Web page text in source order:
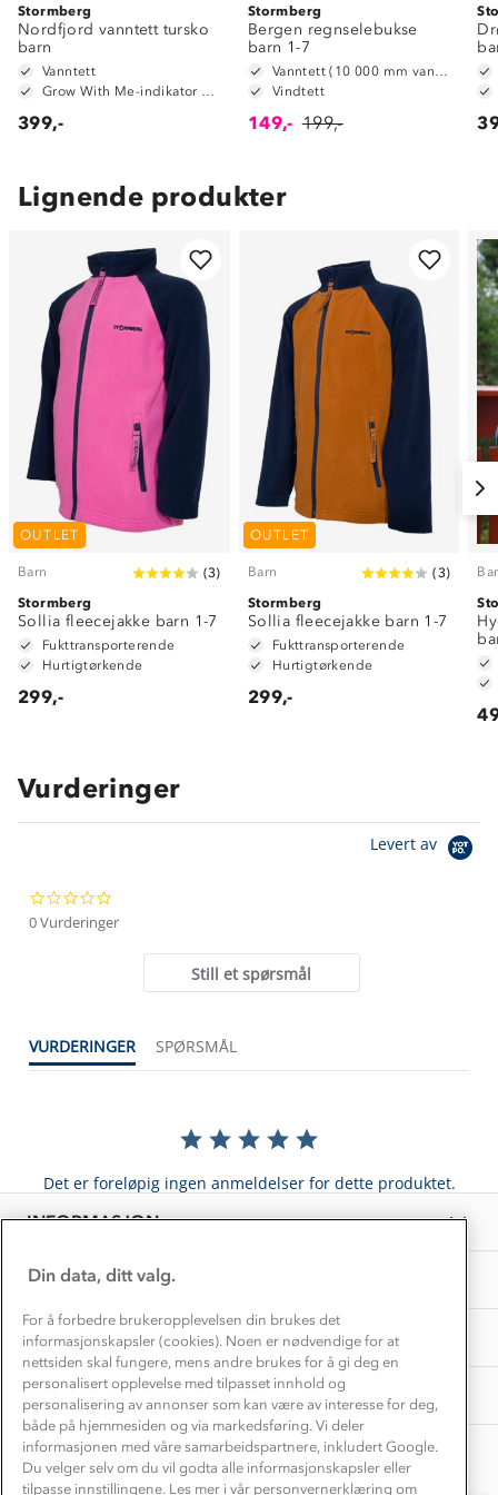
Stormberg
Nordfjord vanntett tursko
barn
Vanntett
399,-
Stormberg
Bergen regnselebukse
barn 1-7
Vindtett
149,- 199,-
Lignende produkter
OUTLET
Barn (3)
Stormberg
Sollia fleecejakke barn 1-7
Fukttransporterende
Hurtigtørkende
299,-
OUTLET
Barn (3)
Stormberg
Sollia fleecejakke barn 1-7
Fukttransporterende
Hurtigtørkende
299,-
Vurderinger
Levert av
star
0 Vurderinger
Still et spørsmål
VURDERINGER SPØRSMÅL
Det er foreløpig ingen anmeldelser for dette produktet.
INFORMASJON
Kundeservice
Kundeklubb
Bedrift, barnehage og SFO
Presse
OM OSS
Klima og miljø
1% til samfunnet
Samarbeide med oss?
TIPS OG RÅD
Trelagsprinsippet barn
Alt du trenger til Norgesferien
Gravidklær
Vask og vedlikehold
EL-retur
Store størrelser
Turmat oppskrifter
Beredskap
AKTIVITETER
Få turinspirasjon og tips her⛰
Overnatte utendørs⛺
Leirskole 🥾
Barnehageansatt
Tips til hyttetur
Din data, ditt valg.
For å forbedre brukeropplevelsen din brukes det
informasjonskapsler (cookies). Noen er nødvendige for at
nettsiden skal fungere, mens andre brukes for å gi deg en
personalisert opplevelse med tilpasset innhold og
personalisering av annonser som kan være av interesse for deg,
både på hjemmesiden og via markedsføring. Vi deler
informasjonen med våre samarbeidspartnere, inkludert Google.
Du velger selv om du vil godta alle informasjonskapsler eller
tilpasse innstillingene. Les mer i vår personvernerklæring om